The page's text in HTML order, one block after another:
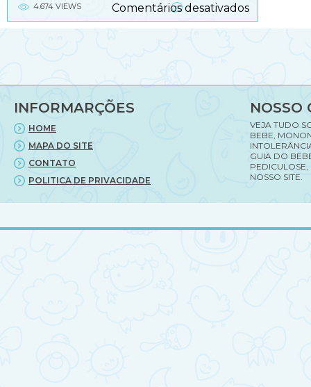
4.674 VIEWS
Comentários desativadosem
Dora
INFORMARÇÕES
HOME
MAPA DO SITE
CONTATO
POLITICA DE PRIVACIDADE
NOSSO
VEJA TUDO
BEBE,
GUIA DO
PEDICULOSE,
NOSSO SITE.